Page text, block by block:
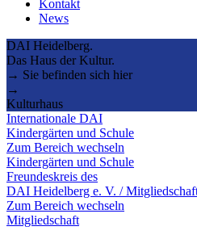
Kontakt
News
DAI Heidelberg.
Das Haus der Kultur.
→ Sie befinden sich hier
→
Kulturhaus
Internationale DAI
Kindergärten und Schule
Zum Bereich wechseln
Kindergärten und Schule
Freundeskreis des
DAI Heidelberg e. V. /
Zum Bereich wechseln
Mitgliedschaft